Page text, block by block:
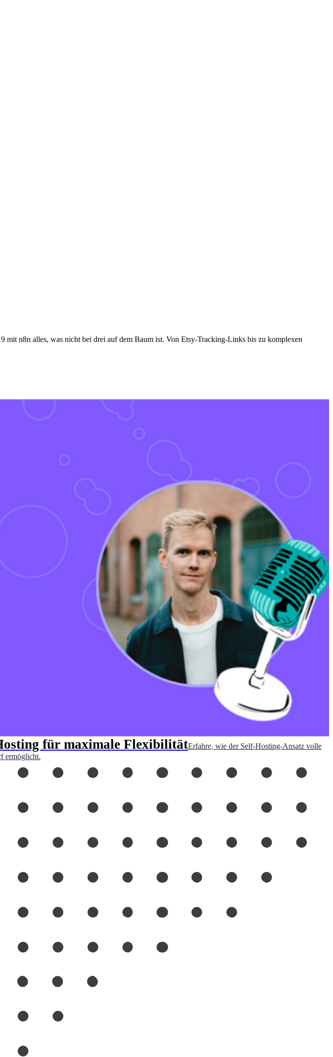
n8n alles, was nicht bei drei auf dem Baum ist. Von Etsy-Tracking-Links bis zu komplexen
für maximale FlexibilitätErfahre, wie der Self-Hosting-Ansatz volle
ermöglicht.